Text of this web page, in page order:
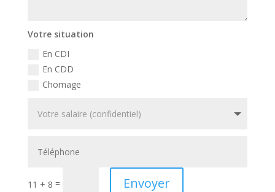
Votre situation
En CDI
En CDD
Chomage
11 + 8 = Envoyer